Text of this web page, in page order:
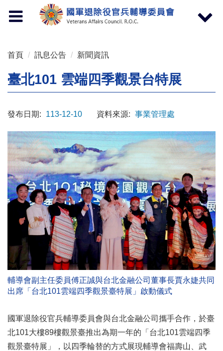
Toggle
navigation
Toggle
首頁 訊息公告 新聞資訊
臺北101 雲端四季觀景台特展
發布日期: 113-12-10 資料來源: 事業管理處
輔導會副主任委員傅正誠與台北金融公司董事長賈永婕共同
出席「台北101雲端四季觀景臺特展」啟動儀式
國軍退除役官兵輔導委員會與台北金融公司攜手合作，於臺
北101大樓89樓觀景臺推出為期一年的「台北101雲端四季
觀景臺特展」，以四季輪替的方式展現輔導會福壽山、武